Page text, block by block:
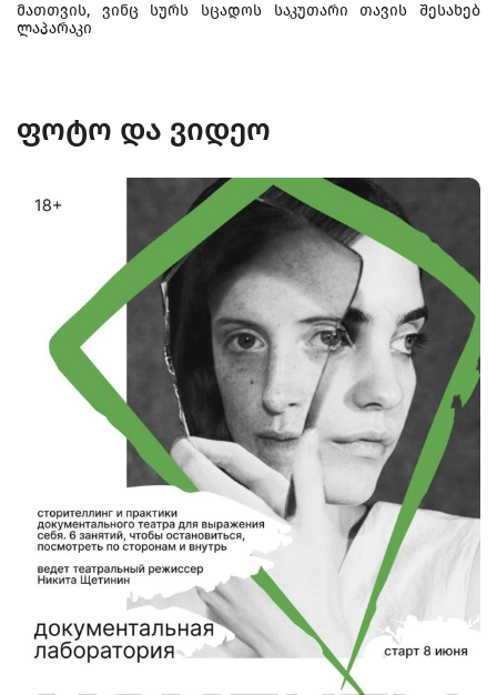
მათთვის, ვინც სურს სცადოს საკუთარი თავის შესახებ
ლაპარაკი
ფოტო და ვიდეო